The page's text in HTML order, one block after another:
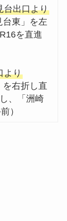
台出口より
台東」を左
を直進
より
を右折し直
、「洲崎
）